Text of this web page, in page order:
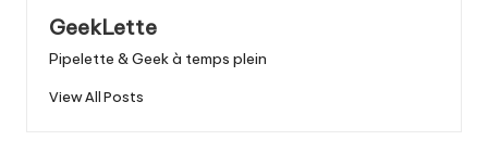
GeekLette
Pipelette & Geek à temps plein
View All Posts